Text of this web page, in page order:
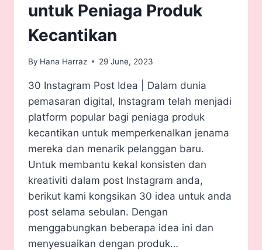
untuk Peniaga Produk
Kecantikan
By Hana Harraz 29 June, 2023
30 Instagram Post Idea | Dalam dunia
pemasaran digital, Instagram telah menjadi
platform popular bagi peniaga produk
kecantikan untuk memperkenalkan jenama
mereka dan menarik pelanggan baru.
Untuk membantu kekal konsisten dan
kreativiti dalam post Instagram anda,
berikut kami kongsikan 30 idea untuk anda
post selama sebulan. Dengan
menggabungkan beberapa idea ini dan
menyesuaikan dengan produk…